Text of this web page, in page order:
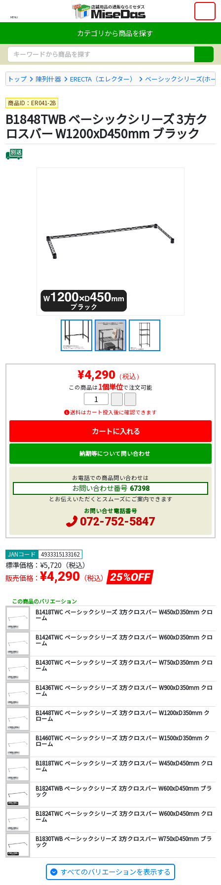
MENU
カテゴリから商品を探す
トップ 陳列什器 ERECTA（エレクター） ベーシックシリーズ(ホー
商品ID：ER041-2B
B1848TWB ベーシックシリーズ 3方ク
ロスバー W1200xD450mm ブラック
JANコード 4933315133162
標準価格： ¥5,720 （税込）
販売価格： ¥4,290 （税込） 25%OFF
この商品のバリエーション
B1418TWC ベーシックシリーズ 3方クロスバー W450xD350mm クロ
ーム
B1424TWC ベーシックシリーズ 3方クロスバー W600xD350mm クロ
ーム
B1430TWC ベーシックシリーズ 3方クロスバー W750xD350mm クロ
ーム
B1436TWC ベーシックシリーズ 3方クロスバー W900xD350mm クロ
ーム
B1448TWC ベーシックシリーズ 3方クロスバー W1200xD350mm ク
ローム
B1460TWC ベーシックシリーズ 3方クロスバー W1500xD350mm ク
ローム
B1818TWC ベーシックシリーズ 3方クロスバー W450xD450mm クロ
ーム
B1824TWB ベーシックシリーズ 3方クロスバー W600xD450mm ブラ
ック
B1824TWC ベーシックシリーズ 3方クロスバー W600xD450mm クロ
ーム
B1830TWB ベーシックシリーズ 3方クロスバー W750xD450mm ブラ
ック
すべてのバリエーションを表示する
¥4,290 （税込）
この商品は1個単位で注文可能
送料はカート投入後に確認できます
カートに入れる
納期等について問い合わせ
お電話での商品問い合わせは
お問い合わせ番号 67398
とお伝えいただくとスムーズにご案内できます
お問い合せ電話番号
072-752-5847